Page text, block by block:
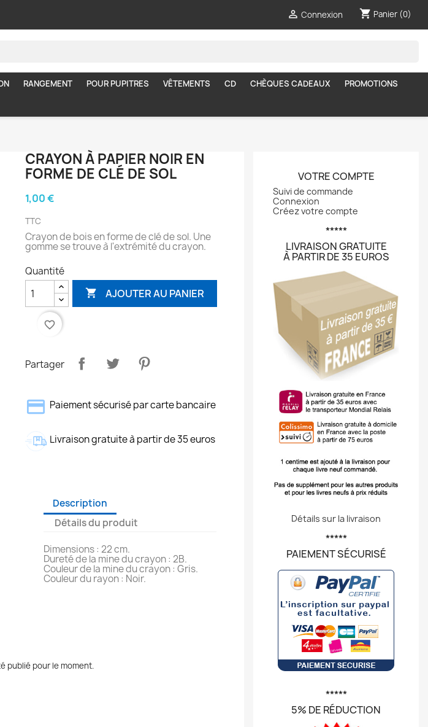
 Connexion shopping_cart Panier (0)
RANGEMENT POUR PUPITRES VÊTEMENTS CD CHÈQUES CADEAUX
PROMOTIONS
CRAYON À PAPIER NOIR EN
FORME DE CLÉ DE SOL
1,00 €
TTC
Crayon de bois en forme de clé de sol. Une
gomme se trouve à l'extrémité du crayon.
Quantité
 AJOUTER AU PANIER
favorite_border
Partager
Paiement sécurisé par carte bancaire
Livraison gratuite à partir de 35 euros
Description
Détails du produit
Dimensions : 22 cm.
Dureté de la mine du crayon : 2B.
Couleur de la mine du crayon : Gris.
Couleur du rayon : Noir.
publié pour le moment.
VOTRE COMPTE
Suivi de commande
Connexion
Créez votre compte
*****
LIVRAISON GRATUITE
À PARTIR DE 35 EUROS
Détails sur la livraison
*****
PAIEMENT SÉCURISÉ
*****
5% DE RÉDUCTION